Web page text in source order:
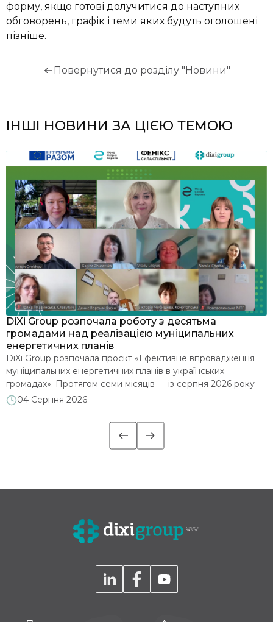
форму, якщо готові долучитися до наступних
обговорень, графік і теми яких будуть оголошені
пізніше.
Повернутися до розділу "Новини"
ІНШІ НОВИНИ ЗА ЦІЄЮ ТЕМОЮ
DiXi Group розпочала роботу з десятьма
громадами над реалізацією муніципальних
енергетичних планів
DiXi Group розпочала проєкт «Ефективне впровадження
муніципальних енергетичних планів в українських
громадах». Протягом семи місяців — із серпня 2026 року
до лютого 2027 року — команда допомагатиме десятьом
муніципальних енергетичних планів (МЕП): аналізуватиме
їхні стратегічні документи, проводитиме навчальні сесії та
надаватиме індивідуальні консультації. Офіційним стартом
04 Серпня 2026